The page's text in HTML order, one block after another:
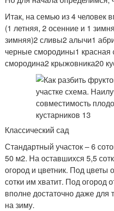
Итак, на семью из 4 человек
(1 летняя, 2 осенние и 1
зимняя)2 сливы2 алычи1
черные смородины1 красная
смородина2 крыжовника20
Классический сад
Стандартный участок – 6
50 м2. На оставшихся 5,5
огород и цветник. Под цветы
сотки им хватит. Под огород
вполне достаточно даже для
на зиму.